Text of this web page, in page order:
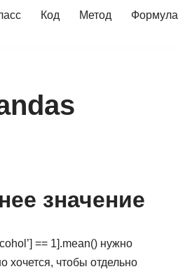
Код Метод
Формула
значение
== 1].mean() нужно
хочется, чтобы отдельно